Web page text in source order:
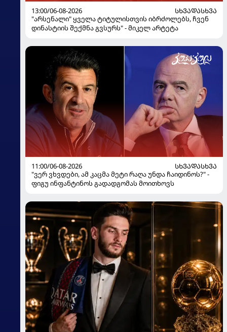
13:00/06-08-2026
ᲡᲮᲕᲐᲓᲐᲡᲮᲕᲐ
"არსენალი" ყველა ტიტულისთვის იბრძოლებს, ჩვენ
დინასტიის შექმნა გვსურს" - მიკელ არტეტა
11:00/06-08-2026
ᲡᲮᲕᲐᲓᲐᲡᲮᲕᲐ
"ვერ ვხვდები, ამ კაცმა მეტი რაღა უნდა ჩაიდინოს?" -
ფიგუ ინფანტინოს გადადგომას მოითხოვს